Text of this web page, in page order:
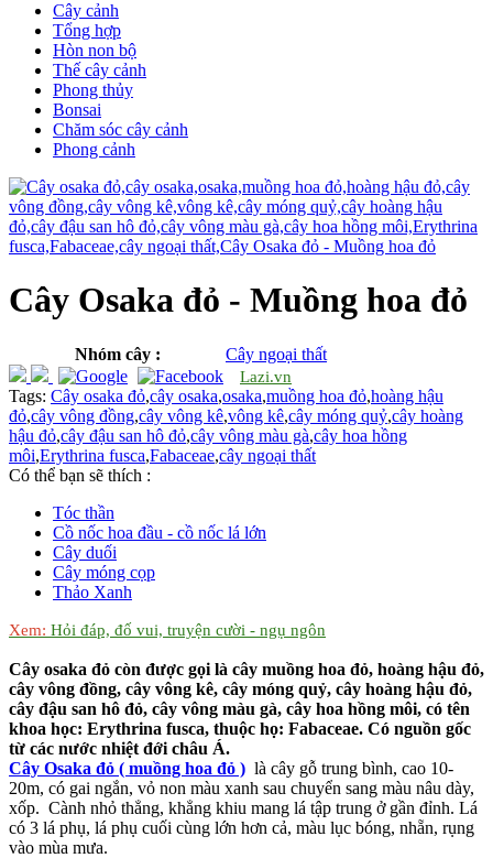
Cây cảnh
Tổng hợp
Hòn non bộ
Thế cây cảnh
Phong thủy
Bonsai
Chăm sóc cây cảnh
Phong cảnh
Cây Osaka đỏ - Muồng hoa đỏ
Nhóm cây : Cây ngoại thất
Lazi.vn
Tags: Cây osaka đỏ,cây osaka,osaka,muồng hoa đỏ,hoàng hậu
đỏ,cây vông đồng,cây vông kê,vông kê,cây móng quỷ,cây hoàng
hậu đỏ,cây đậu san hô đỏ,cây vông màu gà,cây hoa hồng
môi,Erythrina fusca,Fabaceae,cây ngoại thất
Có thể bạn sẽ thích :
Tóc thần
Cồ nốc hoa đầu - cồ nốc lá lớn
Cây duối
Cây móng cọp
Thảo Xanh
Xem: Hỏi đáp, đố vui, truyện cười - ngụ ngôn
Cây osaka đỏ còn được gọi là cây muồng hoa đỏ, hoàng hậu đỏ,
cây vông đồng, cây vông kê, cây móng quỷ, cây hoàng hậu đỏ,
cây đậu san hô đỏ, cây vông màu gà, cây hoa hồng môi, có tên
khoa học: Erythrina fusca, thuộc họ: Fabaceae. Có nguồn gốc
từ các nước nhiệt đới châu Á.
Cây Osaka đỏ ( muồng hoa đỏ ) là cây gỗ trung bình, cao 10-
20m, có gai ngắn, vỏ non màu xanh sau chuyển sang màu nâu dày,
xốp. Cành nhỏ thẳng, khẳng khiu mang lá tập trung ở gần đỉnh. Lá
có 3 lá phụ, lá phụ cuối cùng lớn hơn cả, màu lục bóng, nhẵn, rụng
vào mùa mưa.